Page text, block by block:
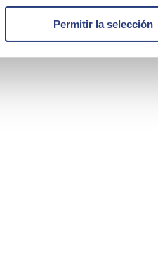
Permitir la selección